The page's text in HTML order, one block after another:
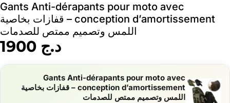
Gants Anti-dérapants pour moto avec
conception d’amortissement – قفازات بخاصية
اللمس وتصميم ممتص للصدمات
د.ج
Gants Anti-dérapants pour moto avec
conception d’amortissement – قفازات بخاصية
اللمس وتصميم ممتص للصدمات